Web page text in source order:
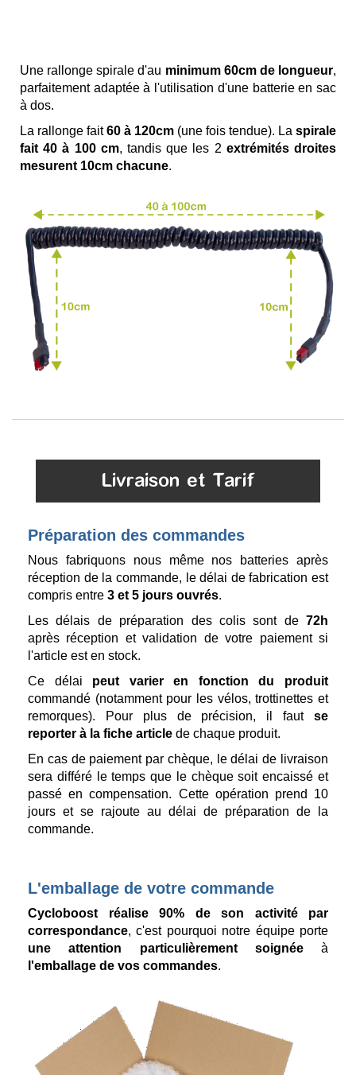
Une rallonge spirale d'au minimum 60cm de longueur,
parfaitement adaptée à l'utilisation d'une batterie en sac
à dos.
La rallonge fait60 à 120cm (une fois tendue). La spirale
fait 40 à 100 cm, tandis que les 2 extrémités droites
mesurent 10cm chacune.
Livraison et Tarif
Préparation des commandes
Nous fabriquons nous même nos batteries après
réception de la commande, le délai de fabrication est
compris entre 3 et 5 jours ouvrés.
Les délais de préparation des colis sont de 72h
après réception et validation de votre paiement si
l'article est en stock.
Ce délai peut varier en fonction du produit
commandé (notamment pour les vélos, trottinettes et
remorques). Pour plus de précision, il faut se
reporter à la fiche article de chaque produit.
En cas de paiement par chèque, le délai de livraison
sera différé le temps que le chèque soit encaissé et
passé en compensation. Cette opération prend 10
jours et se rajoute au délai de préparation de la
commande.
L'emballage de votre commande
Cycloboost réalise 90% de son activité par
correspondance, c'est pourquoi notre équipe porte
une attention particulièrement soignée à
l'emballage de vos commandes.